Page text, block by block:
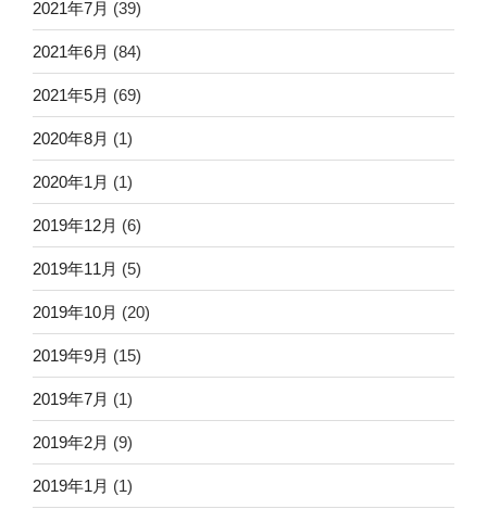
2021年7月 (39)
2021年6月 (84)
2021年5月 (69)
2020年8月 (1)
2020年1月 (1)
2019年12月 (6)
2019年11月 (5)
2019年10月 (20)
2019年9月 (15)
2019年7月 (1)
2019年2月 (9)
2019年1月 (1)